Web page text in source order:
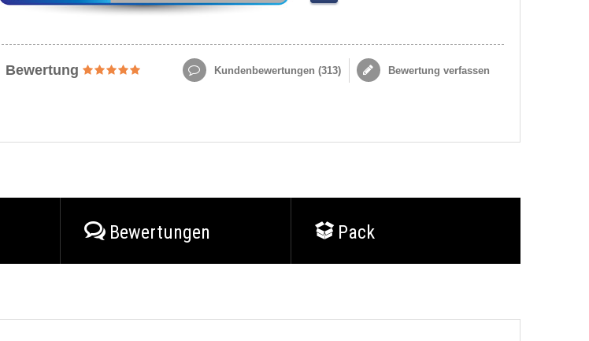
Bewertung Kundenbewertungen (313) Bewertung verfassen
Bewertungen Pack